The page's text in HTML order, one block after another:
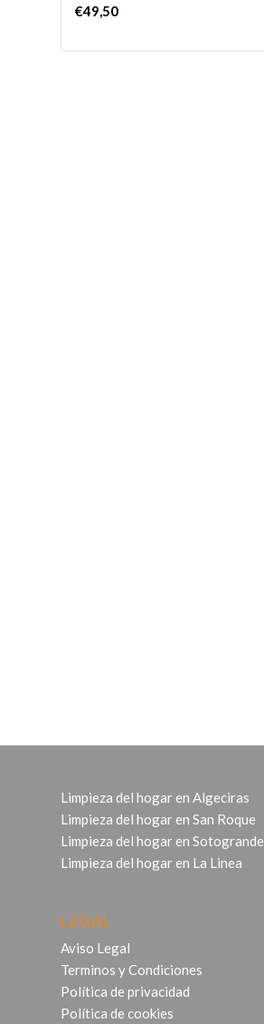
€49,50
Limpieza del hogar en Algeciras
Limpieza del hogar en San Roque
Limpieza del hogar en Sotogrande
Limpieza del hogar en La Linea
LEGAL
Aviso Legal
Terminos y Condiciones
Política de privacidad
Política de cookies